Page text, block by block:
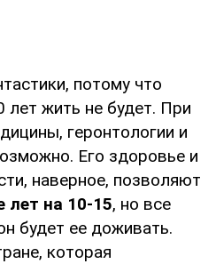
потому что
лет жить не будет. При
геронтологии и
Его здоровье и
наверное, позволяют
лет на 10-15, но все
будет ее доживать.
которая